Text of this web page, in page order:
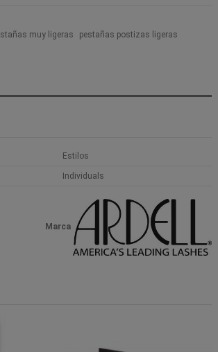
muy ligeras pestañas postizas ligeras
Estilos
Individuals
Marca